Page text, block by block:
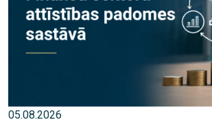
05.08.2026